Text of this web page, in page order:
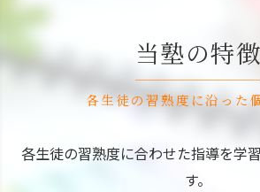
各生徒の習熟度に沿った
当塾の特徴
各生徒の習熟度に合わせた指導を学
す。